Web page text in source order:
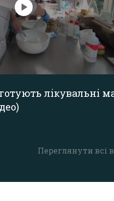
Переглянути всі
лікувальні